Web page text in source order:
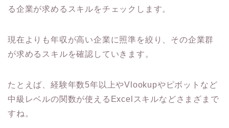
る企業が求めるスキルをチェックします。
現在よりも年収が高い企業に照準を絞り、その企業群
が求めるスキルを確認していきます。
たとえば、経験年数5年以上やVlookupやピボットなど
中級レベルの関数が使えるExcelスキルなどさまざまで
すね。